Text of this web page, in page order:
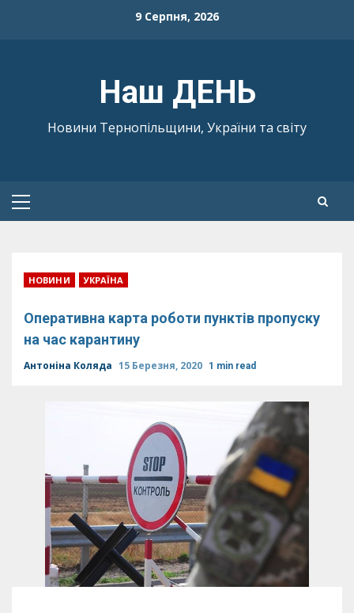
9 Серпня, 2026
Наш ДЕНЬ
Новини Тернопільщини, України та світу
Primary
НОВИНИ УКРАЇНА
Оперативна карта роботи пунктів пропуску
на час карантину
Антоніна Коляда 15 Березня, 2020 1 min read